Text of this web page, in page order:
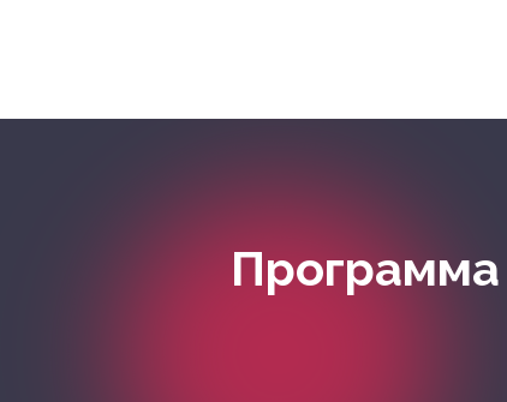
Программа